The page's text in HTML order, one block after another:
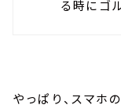
る時にゴ
やっぱり、スマホ